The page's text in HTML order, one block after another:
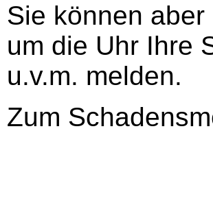
Sie können
um die Uhr Ihre
u.v.m. melden.
Zum